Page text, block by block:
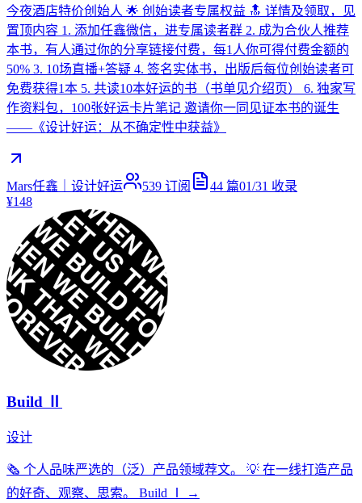
今夜酒店特价创始人 🌟 创始读者专属权益 🔝 详情及领取，见
置顶内容 1. 添加任鑫微信，进专属读者群 2. 成为合伙人推荐
本书，有人通过你的分享链接付费，每1人你可得付费金额的
50% 3. 10场直播+答疑 4. 签名实体书，出版后每位创始读者可
免费获得1本 5. 共读10本好运的书（书单见介绍页） 6. 独家写
作资料包，100张好运卡片笔记 邀请你一同见证本书的诞生
——《设计好运：从不确定性中获益》
Mars任鑫｜设计好运 539 订阅 44 篇01/31 收录
¥148
Build Ⅱ
设计
🗞 个人品味严选的（泛）产品领域荐文。 💡 在一线打造产品
的好奇、观察、思索。 Build Ⅰ →